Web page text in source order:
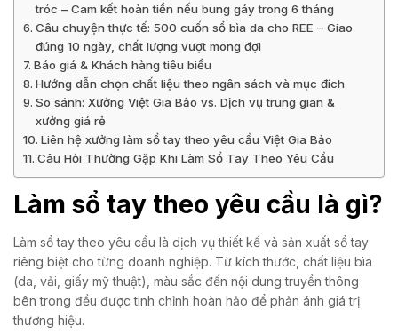
tróc – Cam kết hoàn tiền nếu bung gáy trong 6 tháng
Câu chuyện thực tế: 500 cuốn sổ bìa da cho REE – Giao
đúng 10 ngày, chất lượng vượt mong đợi
Báo giá & Khách hàng tiêu biểu
Hướng dẫn chọn chất liệu theo ngân sách và mục đích
So sánh: Xưởng Việt Gia Bảo vs. Dịch vụ trung gian &
xưởng giá rẻ
Liên hệ xưởng làm sổ tay theo yêu cầu Việt Gia Bảo
Câu Hỏi Thường Gặp Khi Làm Sổ Tay Theo Yêu Cầu
Làm sổ tay theo yêu cầu là gì?
Làm sổ tay theo yêu cầu là dịch vụ thiết kế và sản xuất sổ tay
riêng biệt cho từng doanh nghiệp. Từ kích thước, chất liệu bìa
(da, vải, giấy mỹ thuật), màu sắc đến nội dung truyền thông
bên trong đều được tinh chỉnh hoàn hảo để phản ánh giá trị
thương hiệu.